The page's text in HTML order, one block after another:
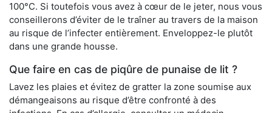
100°C. Si toutefois vous avez à cœur de le jeter, nous vous
conseillerons d’éviter de le traîner au travers de la maison
au risque de l’infecter entièrement. Enveloppez-le plutôt
dans une grande housse.
Que faire en cas de piqûre de punaise de lit ?
Lavez les plaies et évitez de gratter la zone soumise aux
démangeaisons au risque d’être confronté à des